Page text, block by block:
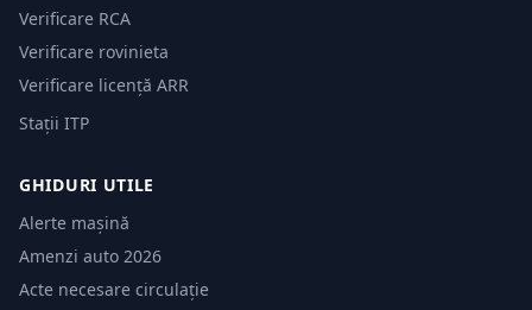
Verificare RCA
Verificare rovinieta
Verificare licență ARR
Stații ITP
GHIDURI UTILE
Alerte mașină
Amenzi auto 2026
Acte necesare circulație